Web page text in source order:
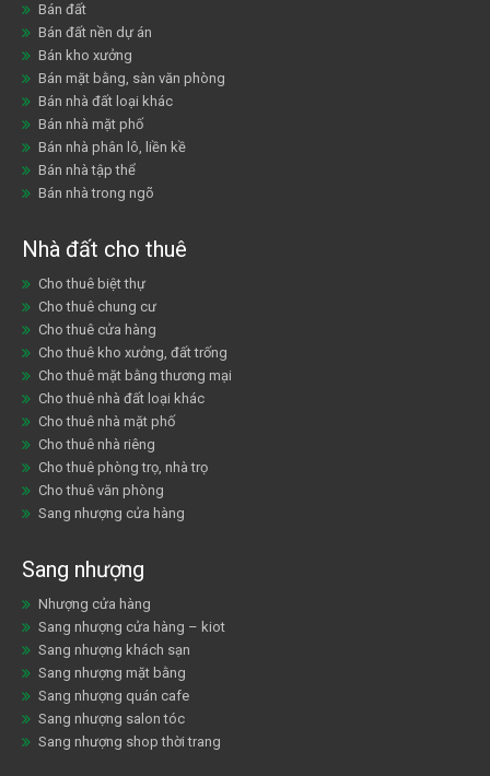
Bán đất
Bán đất nền dự án
Bán kho xưởng
Bán mặt bằng, sàn văn phòng
Bán nhà đất loại khác
Bán nhà mặt phố
Bán nhà phân lô, liền kề
Bán nhà tập thể
Bán nhà trong ngõ
Nhà đất cho thuê
Cho thuê biệt thự
Cho thuê chung cư
Cho thuê cửa hàng
Cho thuê kho xưởng, đất trống
Cho thuê mặt bằng thương mại
Cho thuê nhà đất loại khác
Cho thuê nhà mặt phố
Cho thuê nhà riêng
Cho thuê phòng trọ, nhà trọ
Cho thuê văn phòng
Sang nhượng cửa hàng
Sang nhượng
Nhượng cửa hàng
Sang nhượng cửa hàng – kiot
Sang nhượng khách sạn
Sang nhượng mặt bằng
Sang nhượng quán cafe
Sang nhượng salon tóc
Sang nhượng shop thời trang